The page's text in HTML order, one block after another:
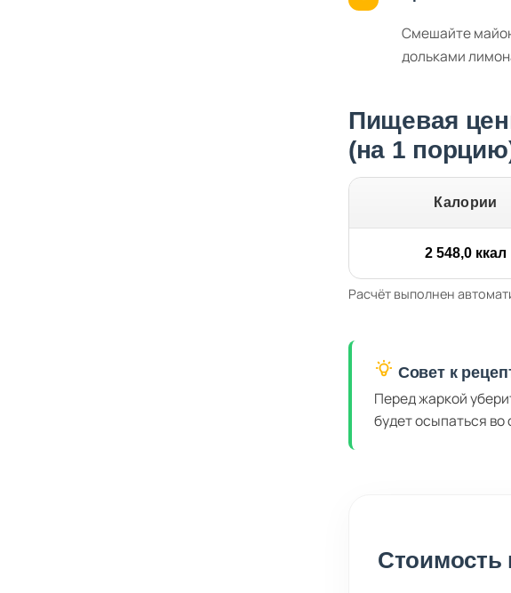
Смешайте
дольками
Пищевая
(на 1
Калории
2 548,0 ккал
Расчёт выполнен
Совет к
Перед жаркой
будет осыпаться
Стоимость